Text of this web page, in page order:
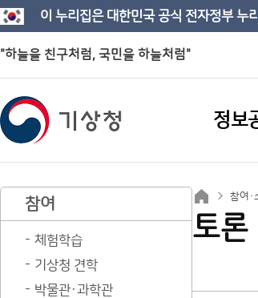
이 누리집은 대한민국 공식 전자정부 누
"하늘을 친구처럼, 국민을 하늘처럼"
정보
참여
체험학습
기상청 견학
박물관·과학관
참여·
토론